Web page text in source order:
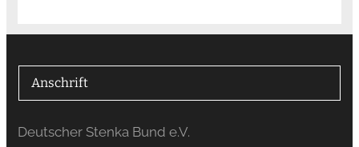
Anschrift
Deutscher Stenka Bund e.V.